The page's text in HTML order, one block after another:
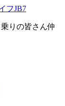
フJB7
りの皆さん仲